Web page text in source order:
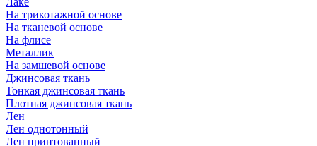
На трикотажной основе
На тканевой основе
На флисе
Металлик
На замшевой основе
Джинсовая ткань
Тонкая джинсовая ткань
Плотная джинсовая ткань
Лен
Лен однотонный
Лен принтованный